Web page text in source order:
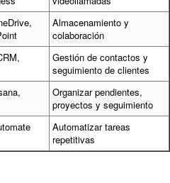
Almacenamiento y
colaboración
Gestión de contactos y
seguimiento de clientes
Organizar pendientes,
proyectos y seguimiento
Automatizar tareas
repetitivas